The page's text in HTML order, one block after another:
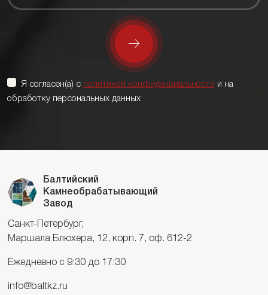
Я согласен(а) с политикой конфиденциальности и на
обработку персональных данных
Балтийский
Камнеобрабатывающий
Завод
Санкт-Петербург,
Маршала Блюхера, 12, корп. 7, оф. 612-2
Ежедневно с 9:30 до 17:30
info@baltkz.ru